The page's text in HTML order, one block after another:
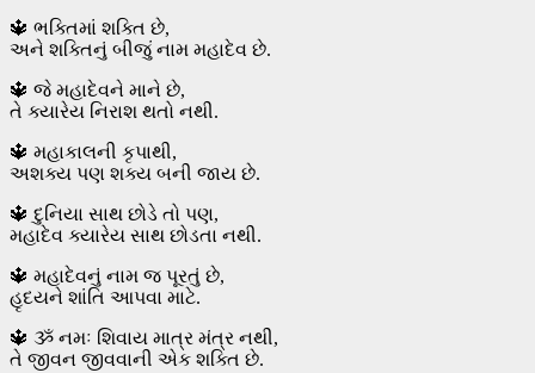
🔱 ભક્તિમાં શક્તિ છે,
અને શક્તિનું બીજું નામ મહાદેવ છે.
🔱 જે મહાદેવને માને છે,
તે ક્યારેય નિરાશ થતો નથી.
🔱 મહાકાલની કૃપાથી,
અશક્ય પણ શક્ય બની જાય છે.
🔱 દુનિયા સાથ છોડે તો પણ,
મહાદેવ ક્યારેય સાથ છોડતા નથી.
🔱 મહાદેવનું નામ જ પૂરતું છે,
હૃદયને શાંતિ આપવા માટે.
🔱 ૐ નમઃ શિવાય માત્ર મંત્ર નથી,
તે જીવન જીવવાની એક શક્તિ છે.